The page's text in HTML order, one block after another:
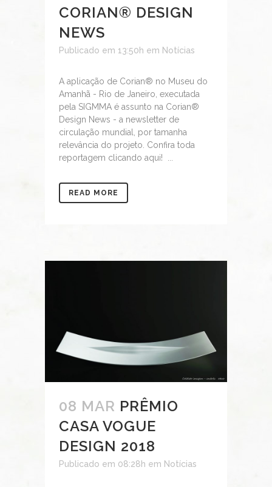
CORIAN® DESIGN
NEWS
Publicado em 13:50h em Notícias
A aplicação de Corian® no Museu do
Amanhã - Rio de Janeiro, executada
pela SIGMMA é assunto na Corian®
Design News - a newsletter de
circulação mundial, por tamanha
relevância do projeto. Confira toda
reportagem clicando aqui! ...
READ MORE
08 MAR PRÊMIO
CASA VOGUE
DESIGN 2018
Publicado em 08:28h em Notícias